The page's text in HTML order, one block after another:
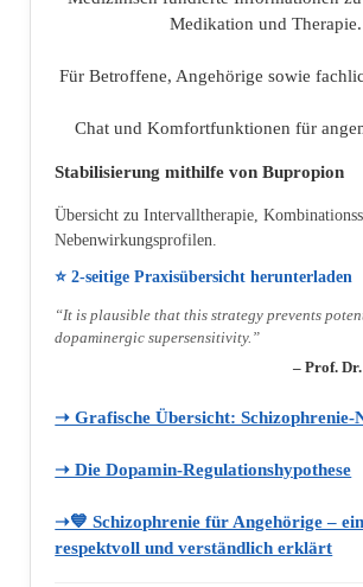
Medikation und Therapie.
Für Betroffene, Angehörige sowie
Chat und Komfortfunktionen für
Stabilisierung mithilfe von Bupropion
Übersicht zu Intervalltherapie,
Nebenwirkungsprofilen.
⭐ 2‑seitige Praxisübersicht herunterladen
“It is plausible that this strategy prevents
dopaminergic supersensitivity.”
– Prof.
➝ Grafische Übersicht:
➝ Die Dopamin‑Regulationshypothese
➝💙 Schizophrenie für Angehörige –
respektvoll und verständlich erklärt